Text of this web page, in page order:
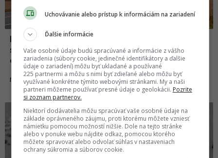
Farmár nechtiac posunul hranicu Belgicka
s Francúzskom. Hraničný kameň stál v
ceste jeho traktoru
NEWS 06.05.2021
Uchovávanie alebo prístup k informáciám na zariadení
Ďalšie informácie
Vaše osobné údaje budú spracúvané a informácie z vášho
zariadenia (súbory cookie, jedinečné identifikátory a ďalšie
údaje o zariadení) môžu byť ukladané a používané
225 partnermi a môžu s nimi byť zdieľané alebo môžu byť
využívané konkrétne týmito webovými stránkami. My a naši
partneri môžeme používať presné údaje o geolokácii. Pozrite
si zoznam partnerov.
Niektorí dodávatelia môžu spracúvať vaše osobné údaje na
základe oprávneného záujmu, proti ktorému môžete vzniesť
námietku pomocou možností nižšie. Dole na tejto stránke
alebo v ponuke webu nájdite odkaz, pomocou ktorého
môžete spravovať alebo odvolať súhlas v nastaveniach
ochrany súkromia a súborov cookie.